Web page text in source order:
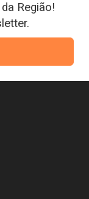
Região!